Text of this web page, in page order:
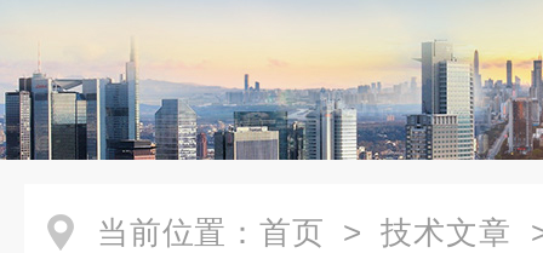
当前位置： 首页 > 技术文章